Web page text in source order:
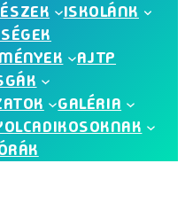
ISKOLÁNK
AJTP
GALÉRIA